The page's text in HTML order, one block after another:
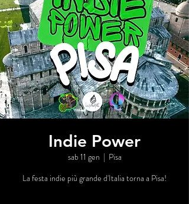
Indie Power
sab 11 gen
  |
Pisa
La festa indie più grande d'Italia torna a Pisa!